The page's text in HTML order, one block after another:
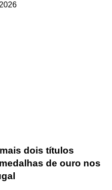
dois títulos
de ouro nos